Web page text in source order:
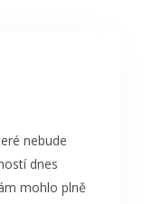
nebude
dnes
mohlo plně